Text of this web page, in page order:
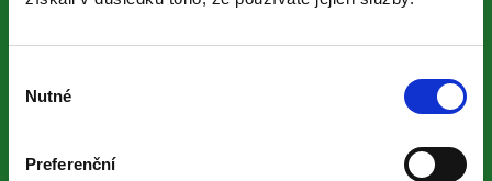
souhlasu
Nutné
Preferenční